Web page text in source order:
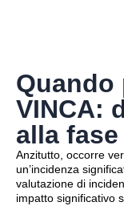
Quando
VINCA:
alla fase
Anzitutto, occorre
un’incidenza
valutazione di
impatto significativo